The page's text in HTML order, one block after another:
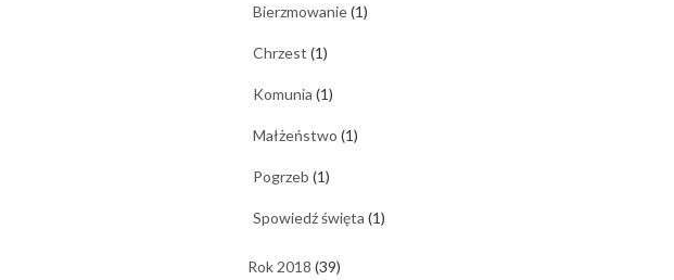
Bierzmowanie(1)
Chrzest (1)
Komunia (1)
Małżeństwo (1)
Pogrzeb (1)
Spowiedź święta (1)
Rok 2018 (39)